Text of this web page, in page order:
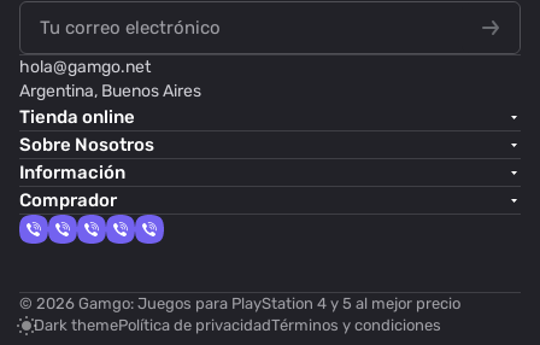
hola@gamgo.net
Argentina, Buenos Aires
Tienda online
Sobre Nosotros
Información
Comprador
© 2026 Gamgo: Juegos para PlayStation 4 y 5 al mejor precio
Dark themePolítica de privacidadTérminos y condiciones